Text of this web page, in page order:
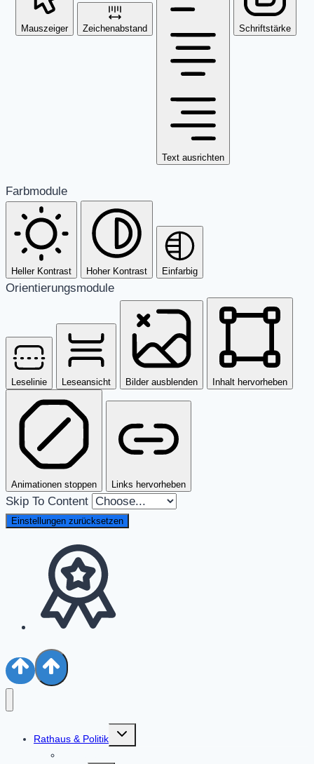
Mauszeiger Zeichenabstand
Text ausrichten
Schriftstärke
Farbmodule
Heller Kontrast Hoher Kontrast Einfarbig
Orientierungsmodule
Leselinie Leseansicht Bilder ausblenden Inhalt hervorheben
Animationen stoppen Links hervorheben
Skip To Content
Einstellungen zurücksetzen
Rathaus & Politik
Untermenü
umschalten